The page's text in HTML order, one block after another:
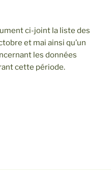
ci-joint la liste des
et mai ainsi qu’un
les données
cette période.